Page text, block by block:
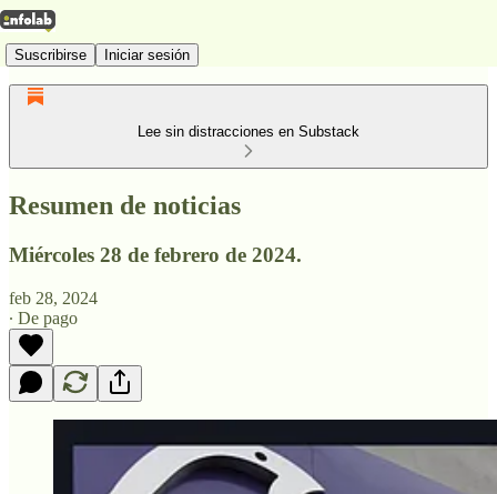
Suscribirse Iniciar sesión
Lee sin distracciones en Substack
Resumen de noticias
Miércoles 28 de febrero de 2024.
feb 28, 2024
∙ De pago